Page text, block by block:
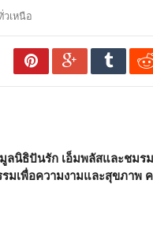
วเหนือ
นิธิปันรัก เอ็มพลัสและชมร
มเพื่อความงามและสุขภาพ